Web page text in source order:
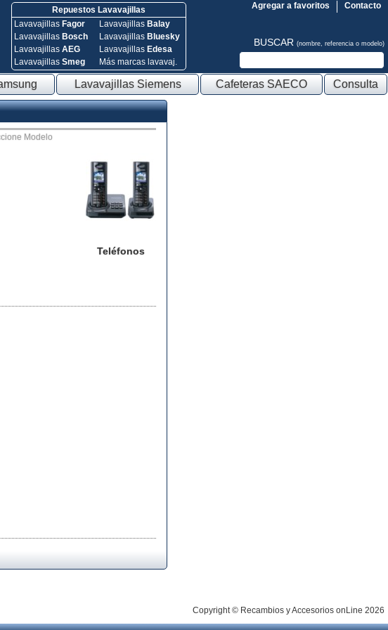
Repuestos Lavavajillas
Lavavajillas Fagor
Lavavajillas Bosch
Lavavajillas AEG
Lavavajillas Smeg
Lavavajillas Balay
Lavavajillas Bluesky
Lavavajillas Edesa
Más marcas lavavaj.
Contacto
Agregar a favoritos
BUSCAR (nombre, referencia o modelo)
Lavavajillas Siemens Cafeteras SAECO Consulta
Modelo
Teléfonos
Copyright © Recambios y Accesorios onLine 2026